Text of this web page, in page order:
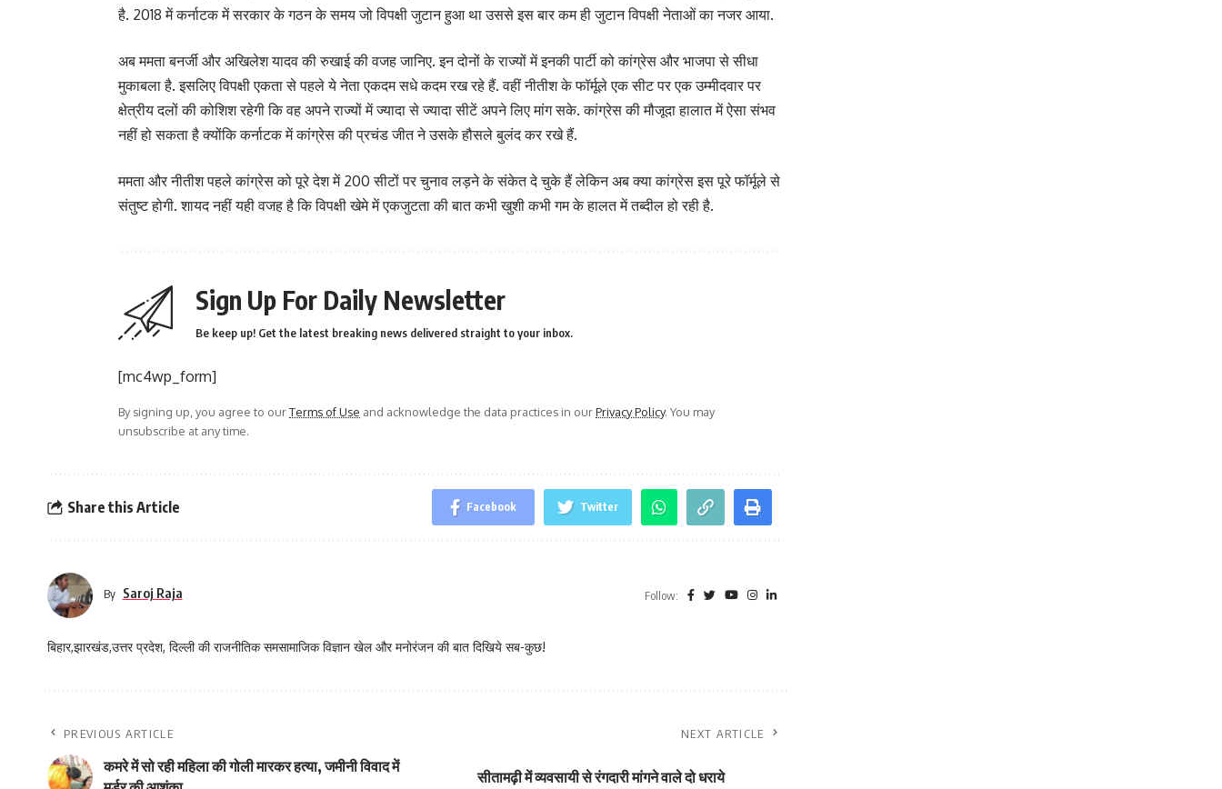
है. 2018 में कर्नाटक में सरकार के गठन के समय जो विपक्षी जुटान हुआ था उससे इस बार कम ही जुटान विपक्षी नेताओं का नजर आया.
अब ममता बनर्जी और अखिलेश यादव की रुखाई की वजह जानिए. इन दोनों के राज्यों में इनकी पार्टी को कांग्रेस और भाजपा से सीधा
मुकाबला है. इसलिए विपक्षी एकता से पहले ये नेता एकदम सधे कदम रख रहे हैं. वहीं नीतीश के फॉर्मूले एक सीट पर एक उम्मीदवार पर
क्षेत्रीय दलों की कोशिश रहेगी कि वह अपने राज्यों में ज्यादा से ज्यादा सीटें अपने लिए मांग सके. कांग्रेस की मौजूदा हालात में ऐसा संभव
नहीं हो सकता है क्योंकि कर्नाटक में कांग्रेस की प्रचंड जीत ने उसके हौसले बुलंद कर रखे हैं.
ममता और नीतीश पहले कांग्रेस को पूरे देश में 200 सीटों पर चुनाव लड़ने के संकेत दे चुके हैं लेकिन अब क्या कांग्रेस इस पूरे फॉर्मूले से
संतुष्ट होगी. शायद नहीं यही वजह है कि विपक्षी खेमे में एकजुटता की बात कभी खुशी कभी गम के हालत में तब्दील हो रही है.
Sign Up For Daily Newsletter
Be keep up! Get the latest breaking news delivered straight to your inbox.
[mc4wp_form]
By signing up, you agree to ourTerms of Use and acknowledge the data practices in ourPrivacy Policy. You may
unsubscribe at any time.
Share this Article Facebook Twitter
By Saroj Raja Follow:
बिहार,झारखंड,उत्तर प्रदेश, दिल्ली की राजनीतिक समसामाजिक विज्ञान खेल और मनोरंजन की बात दिखिये सब-कुछ!
PREVIOUS ARTICLE
कमरे में सो रही महिला की गोली मारकर हत्या, जमीनी विवाद में
NEXT ARTICLE
सीतामढ़ी में व्यवसायी से रंगदारी मांगने वाले दो धराये